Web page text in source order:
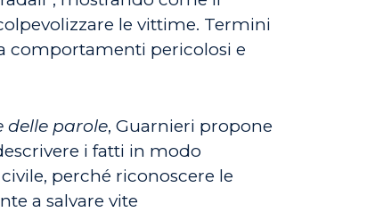
le vittime. Termini
comportamenti pericolosi e
delle parole, Guarnieri propone
i fatti in modo
perché riconoscere le
a salvare vite